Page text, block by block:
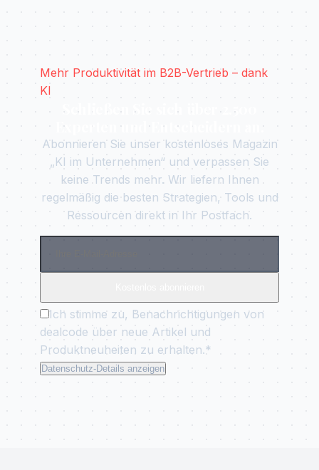
Mehr Produktivität im B2B-Vertrieb – dank
KI
Schließen Sie sich über 2.500
Experten und Entscheidern an.
Abonnieren Sie unser kostenloses Magazin
„KI im Unternehmen“ und verpassen Sie
keine Trends mehr. Wir liefern Ihnen
regelmäßig die besten Strategien, Tools und
Ressourcen direkt in Ihr Postfach.
Ich stimme zu, Benachrichtigungen von
dealcode über neue Artikel und
Produktneuheiten zu erhalten.*
Datenschutz-Details anzeigen